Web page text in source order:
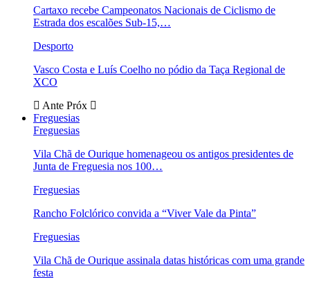
Cartaxo recebe Campeonatos Nacionais de Ciclismo de
Estrada dos escalões Sub-15,…
Desporto
Vasco Costa e Luís Coelho no pódio da Taça Regional de
XCO
Ante Próx
Freguesias
Freguesias
Vila Chã de Ourique homenageou os antigos presidentes de
Junta de Freguesia nos 100…
Freguesias
Rancho Folclórico convida a “Viver Vale da Pinta”
Freguesias
Vila Chã de Ourique assinala datas históricas com uma grande
festa